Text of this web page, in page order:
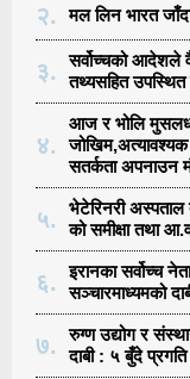
२. मल लिन भारत
३.
सर्वोच्चको आदेशले
तथ्यसहित उपस्थित
४.
आज र भोलि
जोखिम,अत्यावश्यक
सतर्कता अपनाउन
५.
भेटेरिनरी अस्पताल
को समीक्षा तथा
६.
इरानका सर्वोच्च
सञ्चारमाध्यमको
७.
रुग्ण उद्योग र
दाबी : ५ बुँदे